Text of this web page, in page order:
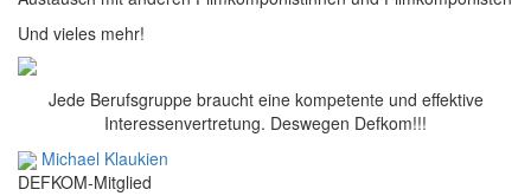
Und vieles mehr!
Jede Berufsgruppe braucht eine kompetente und effektive
Interessenvertretung. Deswegen Defkom!!!
Michael Klaukien
DEFKOM-Mitglied